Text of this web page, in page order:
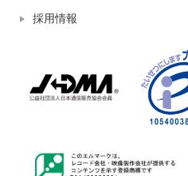
採用情報